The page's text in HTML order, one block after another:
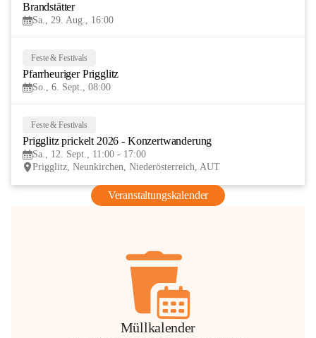
Brandstätter
Sa., 29. Aug., 16:00
Feste & Festivals
Pfarrheuriger Prigglitz
So., 6. Sept., 08:00
Feste & Festivals
Prigglitz prickelt 2026 - Konzertwanderung
Sa., 12. Sept., 11:00 - 17:00
Prigglitz, Neunkirchen, Niederösterreich, AUT
Veranstaltungskalender
Müllkalender